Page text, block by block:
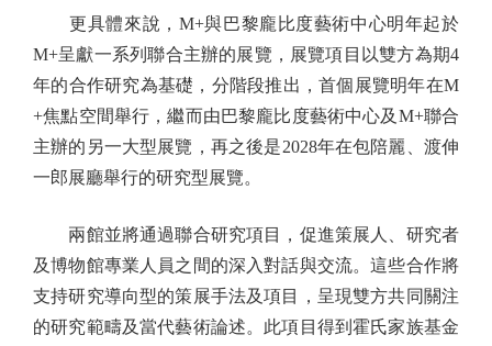
更具體來說，M+與巴黎龐比度藝術中心明年起於
M+呈獻一系列聯合主辦的展覽，展覽項目以雙方為期4
年的合作研究為基礎，分階段推出，首個展覽明年在M
+焦點空間舉行，繼而由巴黎龐比度藝術中心及M+聯合
主辦的另一大型展覽，再之後是2028年在包陪麗、渡伸
一郎展廳舉行的研究型展覽。
兩館並將通過聯合研究項目，促進策展人、研究者
及博物館專業人員之間的深入對話與交流。這些合作將
支持研究導向型的策展手法及項目，呈現雙方共同關注
的研究範疇及當代藝術論述。此項目得到霍氏家族基金